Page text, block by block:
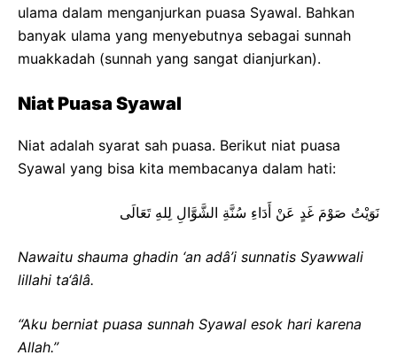
ulama dalam menganjurkan puasa Syawal. Bahkan
banyak ulama yang menyebutnya sebagai sunnah
muakkadah (sunnah yang sangat dianjurkan).
Niat Puasa Syawal
Niat adalah syarat sah puasa. Berikut niat puasa
Syawal yang bisa kita membacanya dalam hati:
نَوَيْتُ صَوْمَ غَدٍ عَنْ أَدَاءِ سُنَّةِ الشَّوَّالِ لِلهِ تَعَالَى
Nawaitu shauma ghadin ‘an adâ’i sunnatis Syawwali
lillahi ta‘âlâ.
“Aku berniat puasa sunnah Syawal esok hari karena
Allah.”